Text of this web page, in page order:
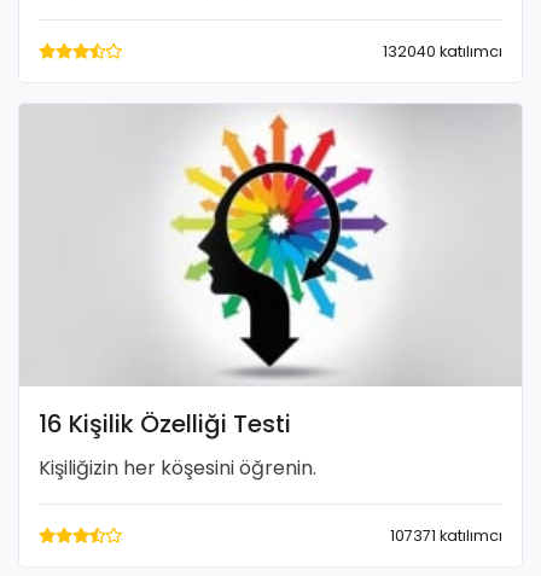
132040 katılımcı
16 Kişilik Özelliği Testi
Kişiliğizin her köşesini öğrenin.
107371 katılımcı